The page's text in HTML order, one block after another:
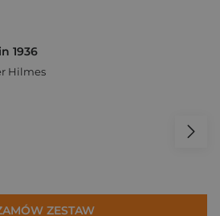
1936
Hilmes
ZESTAW